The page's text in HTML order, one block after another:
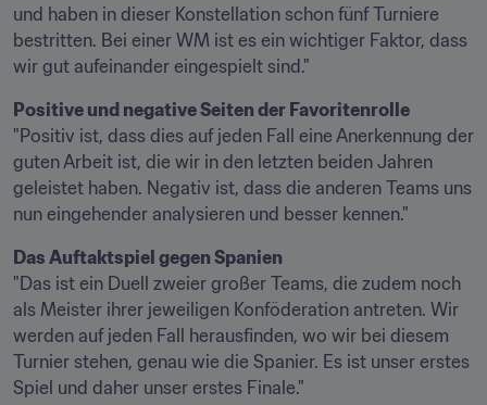
und haben in dieser Konstellation schon fünf Turniere
bestritten. Bei einer WM ist es ein wichtiger Faktor, dass
wir gut aufeinander eingespielt sind."
"Positiv ist, dass dies auf jeden Fall eine Anerkennung der
guten Arbeit ist, die wir in den letzten beiden Jahren
geleistet haben. Negativ ist, dass die anderen Teams uns
nun eingehender analysieren und besser kennen."
Das Auftaktspiel gegen Spanien
"Das ist ein Duell zweier großer Teams, die zudem noch
als Meister ihrer jeweiligen Konföderation antreten. Wir
werden auf jeden Fall herausfinden, wo wir bei diesem
Turnier stehen, genau wie die Spanier. Es ist unser erstes
Spiel und daher unser erstes Finale."